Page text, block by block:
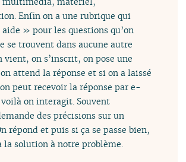
Enfin on a une rubrique qui
» pour les questions qu’on
se trouvent dans aucune autre
vient, on s’inscrit, on pose une
attend la réponse et si on a laissé
peut recevoir la réponse par e-
on interagit. Souvent
des précisions sur un
répond et puis si ça se passe bien,
la solution à notre problème.